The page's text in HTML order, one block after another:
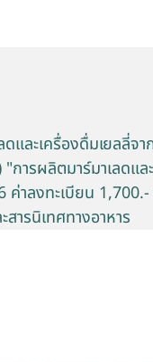
และเครื่องดื่มเยลลี่จ
รผลิตมาร์มาเลดแล
าลงทะเบียน
ารนิเทศทางอาหาร